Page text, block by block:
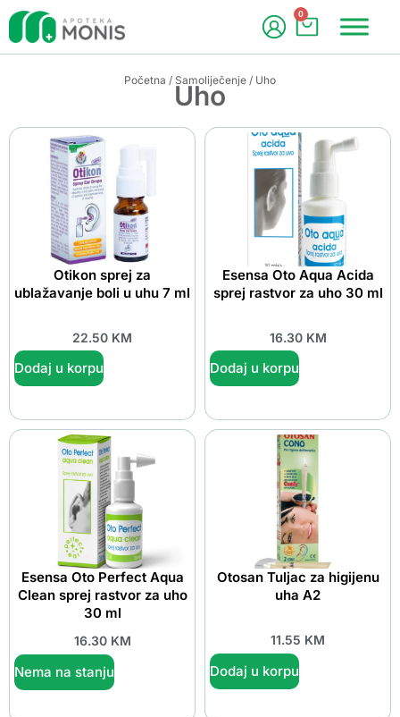
0
Početna / Samoliječenje / Uho
Uho
Otikon sprej za
ublažavanje boli u uhu 7 ml
22.50 KM
Dodaj u korpu
Esensa Oto Aqua Acida
sprej rastvor za uho 30 ml
16.30 KM
Dodaj u korpu
Esensa Oto Perfect Aqua
Clean sprej rastvor za uho
30 ml
16.30 KM
Nema na stanju
Otosan Tuljac za higijenu
uha A2
11.55 KM
Dodaj u korpu